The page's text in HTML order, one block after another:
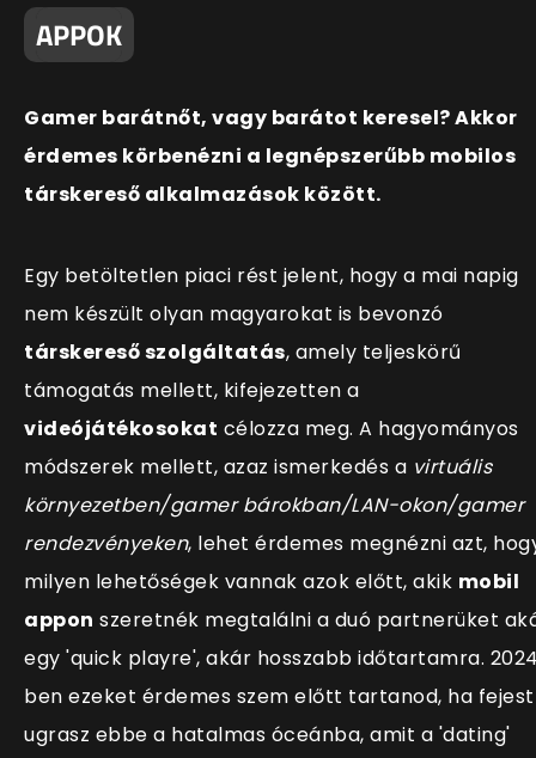
APPOK
Gamer barátnőt, vagy barátot keresel? Akkor
érdemes körbenézni a legnépszerűbb mobilos
társkereső alkalmazások között.
Egy betöltetlen piaci rést jelent, hogy a mai napig
nem készült olyan magyarokat is bevonzó
társkereső szolgáltatás, amely teljeskörű
támogatás mellett, kifejezetten a
videójátékosokat célozza meg. A hagyományos
módszerek mellett, azaz ismerkedés a virtuális
környezetben/gamer bárokban/LAN-okon/gamer
rendezvényeken, lehet érdemes megnézni azt,
milyen lehetőségek vannak azok előtt, akik mobil
appon szeretnék megtalálni a duó partnerüket
egy 'quick playre', akár hosszabb időtartamra.
ben ezeket érdemes szem előtt tartanod, ha fejest
ugrasz ebbe a hatalmas óceánba, amit a 'dating'